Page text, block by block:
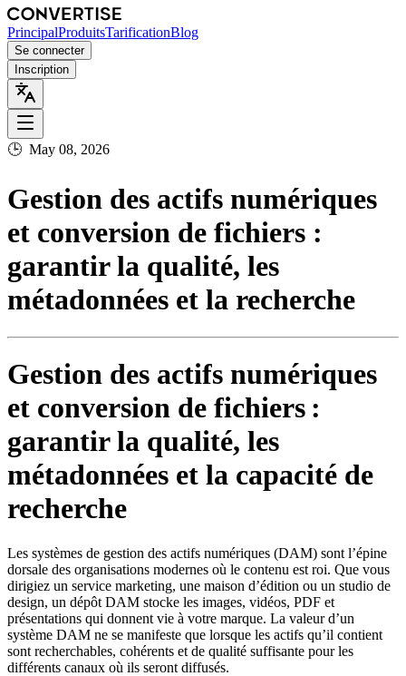
PrincipalProduitsTarificationBlog
Se connecter
Inscription
🕒 May 08, 2026
Gestion des actifs numériques
et conversion de fichiers :
garantir la qualité, les
métadonnées et la recherche
Gestion des actifs numériques
et conversion de fichiers :
garantir la qualité, les
métadonnées et la capacité de
recherche
Les systèmes de gestion des actifs numériques (DAM) sont l’épine
dorsale des organisations modernes où le contenu est roi. Que vous
dirigiez un service marketing, une maison d’édition ou un studio de
design, un dépôt DAM stocke les images, vidéos, PDF et
présentations qui donnent vie à votre marque. La valeur d’un
système DAM ne se manifeste que lorsque les actifs qu’il contient
sont recherchables, cohérents et de qualité suffisante pour les
différents canaux où ils seront diffusés.